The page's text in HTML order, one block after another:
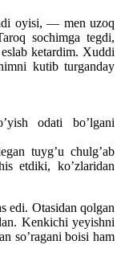
oyisi, — men uzoq
sochimga tegdi,
ketardim. Xuddi
kutib turganday
odati bo’lgani
tuyg’u chulg’ab
etdiki, ko’zlaridan
edi. Otasidan qolgan
Kenkichi yeyishni
so’ragani boisi ham